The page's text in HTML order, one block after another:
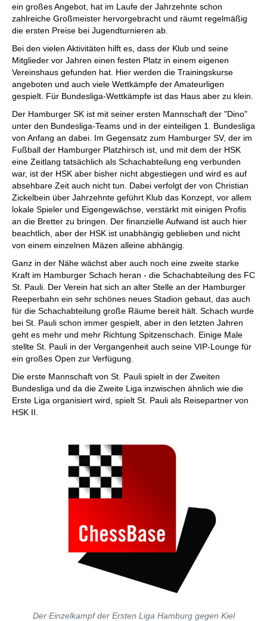
ein großes Angebot, hat im Laufe der Jahrzehnte schon
zahlreiche Großmeister hervorgebracht und räumt regelmäßig
die ersten Preise bei Jugendturnieren ab.
Bei den vielen Aktivitäten hilft es, dass der Klub und seine
Mitglieder vor Jahren einen festen Platz in einem eigenen
Vereinshaus gefunden hat. Hier werden die Trainingskurse
angeboten und auch viele Wettkämpfe der Amateurligen
gespielt. Für Bundesliga-Wettkämpfe ist das Haus aber zu klein.
Der Hamburger SK ist mit seiner ersten Mannschaft der "Dino"
unter den Bundesliga-Teams und in der einteiligen 1. Bundesliga
von Anfang an dabei. Im Gegensatz zum Hamburger SV, der im
Fußball der Hamburger Platzhirsch ist, und mit dem der HSK
eine Zeitlang tatsächlich als Schachabteilung eng verbunden
war, ist der HSK aber bisher nicht abgestiegen und wird es auf
absehbare Zeit auch nicht tun. Dabei verfolgt der von Christian
Zickelbein über Jahrzehnte geführt Klub das Konzept, vor allem
lokale Spieler und Eigengewächse, verstärkt mit einigen Profis
an die Bretter zu bringen. Der finanzielle Aufwand ist auch hier
beachtlich, aber der HSK ist unabhängig geblieben und nicht
von einem einzelnen Mäzen alleine abhängig.
Ganz in der Nähe wächst aber auch noch eine zweite starke
Kraft im Hamburger Schach heran - die Schachabteilung des FC
St. Pauli. Der Verein hat sich an alter Stelle an der Hamburger
Reeperbahn ein sehr schönes neues Stadion gebaut, das auch
für die Schachabteilung große Räume bereit hält. Schach wurde
bei St. Pauli schon immer gespielt, aber in den letzten Jahren
geht es mehr und mehr Richtung Spitzenschach. Einige Male
stellte St. Pauli in der Vergangenheit auch seine VIP-Lounge für
ein großes Open zur Verfügung.
Die erste Mannschaft von St. Pauli spielt in der Zweiten
Bundesliga und da die Zweite Liga inzwischen ähnlich wie die
Erste Liga organisiert wird, spielt St. Pauli als Reisepartner von
HSK II.
Der Einzelkampf der Ersten Liga Hamburg gegen Kiel